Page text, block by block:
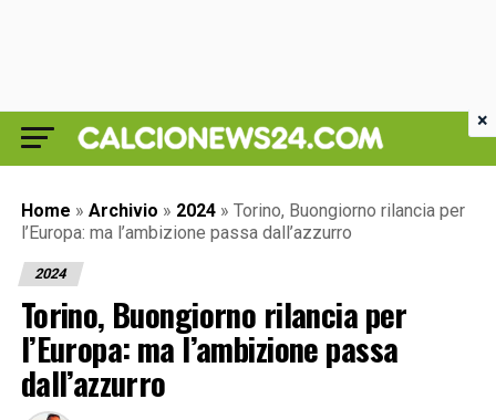
Home » Archivio » 2024 » Torino, Buongiorno rilancia per
l’Europa: ma l’ambizione passa dall’azzurro
2024
Torino, Buongiorno rilancia per
l’Europa: ma l’ambizione passa
dall’azzurro
×